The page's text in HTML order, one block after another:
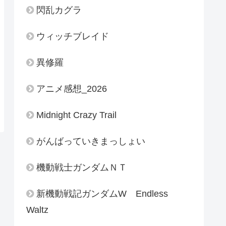
閃乱カグラ
ウィッチブレイド
異修羅
アニメ感想_2026
Midnight Crazy Trail
がんばっていきまっしょい
機動戦士ガンダムＮＴ
新機動戦記ガンダムW Endless
Waltz